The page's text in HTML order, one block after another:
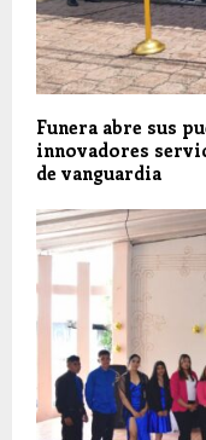
Funera abre sus
innovadores
de vanguardia